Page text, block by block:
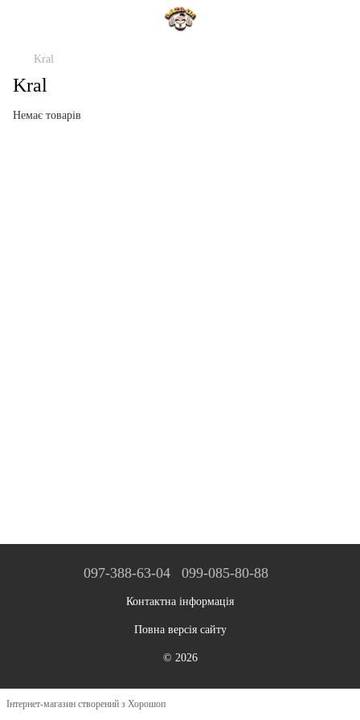
Kral
Kral
Немає товарів
097-388-63-04 099-085-80-88
Контактна інформація
Повна версія сайту
© 2026
Інтернет-магазин створений з Хорошоп